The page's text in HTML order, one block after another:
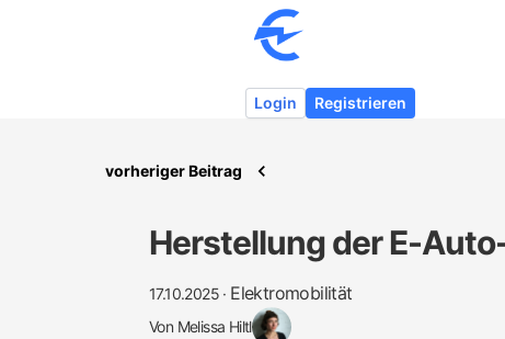
Login Registrieren
vorheriger Beitrag
Herstellung der E-
17.10.2025 · Elektromobilität
Von Melissa Hiltl